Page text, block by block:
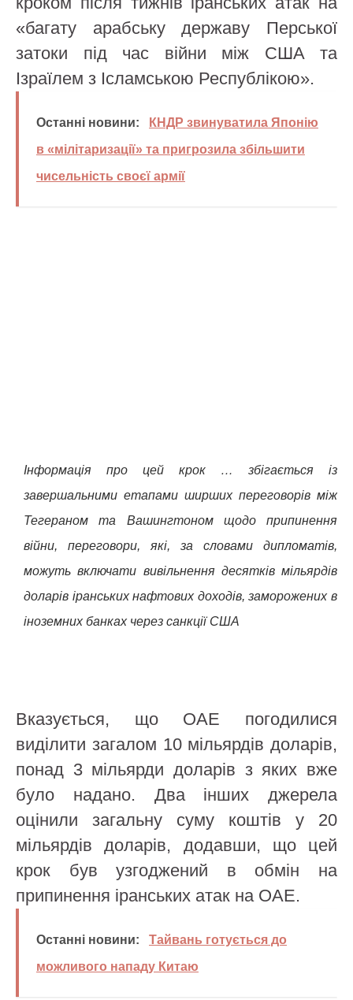
«багату арабську державу Перської
затоки під час війни між США та
Ізраїлем з Ісламською Республікою».
Останні новини:
КНДР звинуватила Японію
в «мілітаризації» та пригрозила збільшити
чисельність своєї армії
Інформація про цей крок … збігається із
завершальними етапами ширших переговорів між
Тегераном та Вашингтоном щодо припинення
війни, переговори, які, за словами дипломатів,
можуть включати вивільнення десятків мільярдів
доларів іранських нафтових доходів, заморожених в
іноземних банках через санкції США
Вказується, що ОАЕ погодилися
виділити загалом 10 мільярдів доларів,
понад 3 мільярди доларів з яких вже
було надано. Два інших джерела
оцінили загальну суму коштів у 20
мільярдів доларів, додавши, що цей
крок був узгоджений в обмін на
припинення іранських атак на ОАЕ.
Останні новини:
Тайвань готується до
можливого нападу Китаю